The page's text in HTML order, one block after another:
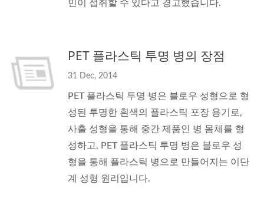
민이 섭취할 수 있다고 경고했습니다.
PET 플라스틱 투명 병의 장점
31 Dec, 2014
PET 플라스틱 투명 병은 블로우 성형으로 형
성된 투명한 흰색의 플라스틱 포장 용기로,
사출 성형을 통해 중간 제품인 병 몸체를 형
성하고, PET 플라스틱 투명 병은 블로우 성
형을 통해 플라스틱 병으로 만들어지는 이단
계 성형 원리입니다.